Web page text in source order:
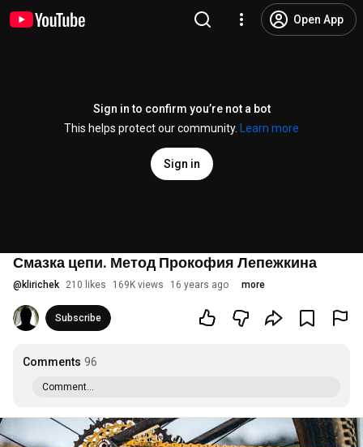
Open App
Sign in to confirm you’re not a bot
This helps protect our community.
Learn more
Sign in
Смазка цепи. Метод Прокофия Лепежкина
@ klirichek 210 likes 169K views 16 years ago more
Subscribe
Comments 96
Comment...